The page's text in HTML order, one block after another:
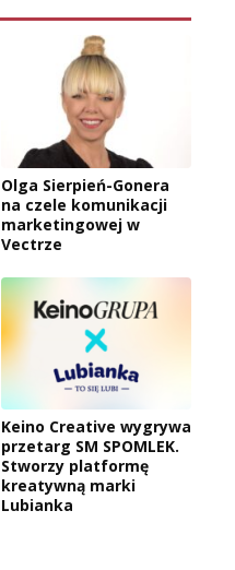
Olga Sierpień-Gonera
na czele komunikacji
marketingowej w
Vectrze
Keino Creative wygrywa
przetarg SM SPOMLEK.
Stworzy platformę
kreatywną marki
Lubianka